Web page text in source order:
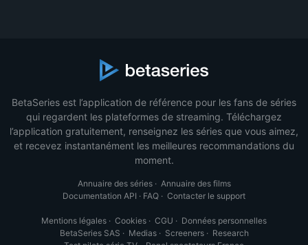
BetaSeries est l’application de référence pour les fans de séries
qui regardent les plateformes de streaming. Téléchargez
l’application gratuitement, renseignez les séries que vous aimez,
et recevez instantanément les meilleures recommandations du
moment.
Annuaire des séries· Annuaire des films
Documentation API · FAQ · Contacter le support
Mentions légales · Cookies · CGU · Données personnelles
BetaSeries SAS · Medias· Screeners· Research